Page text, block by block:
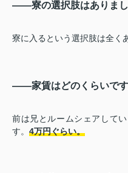
――寮の選択肢はありまし
寮に入るという選択肢は全く
――家賃はどのくらいです
前は兄とルームシェアして
す。 4万円ぐらい。